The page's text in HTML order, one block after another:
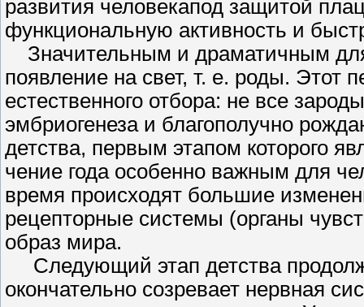
развития человекапод защитой
функциональ­ную активность и
Значительным и драматичным для
появление на свет, т. е. роды. Этот
естественного отбора: не все
эмбриогенеза и благополучно
детства, первым этапом которого
чение года особенно важным для
время происходят большие
рецепторные системы (органы
образ мира.
Следующий этап детства
окончательно созревает нервная